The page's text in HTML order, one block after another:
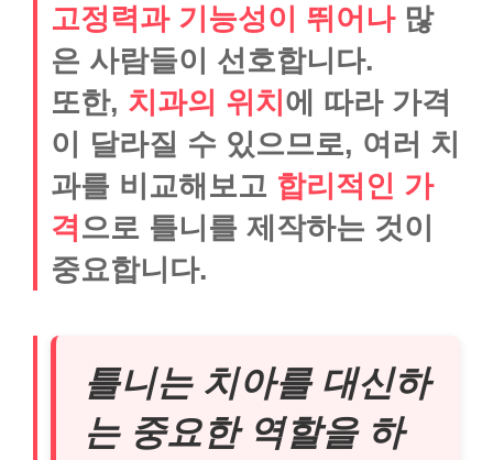
고정력과 기능성이 뛰어나많
은 사람들이 선호합니다.
또한, 치과의 위치 에 따라 가격
이 달라질 수 있으므로, 여러 치
과를 비교해보고 합리적인 가
격으로 틀니를 제작하는 것이
중요합니다.
틀니는 치아를 대신하
는 중요한 역할을 하